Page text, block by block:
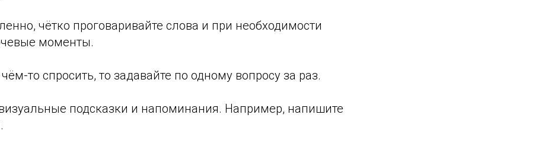
чётко проговаривайте слова и при необходимости
моменты.
то спросить, то задавайте по одному вопросу за раз.
подсказки и напоминания. Например, напишите